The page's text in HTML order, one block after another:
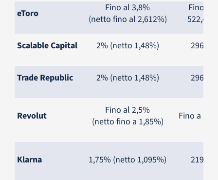
eToro
Fino al 3,8%
(netto fino al 2,612%)
Fino a
522,4€
Scalable Capital 2% (netto 1,48%) 296€
Trade Republic 2% (netto 1,48%) 296€
Revolut
Fino al 2,5%
(netto fino a 1,85%)
Fino a
Klarna 1,75% (netto 1,095%) 219€